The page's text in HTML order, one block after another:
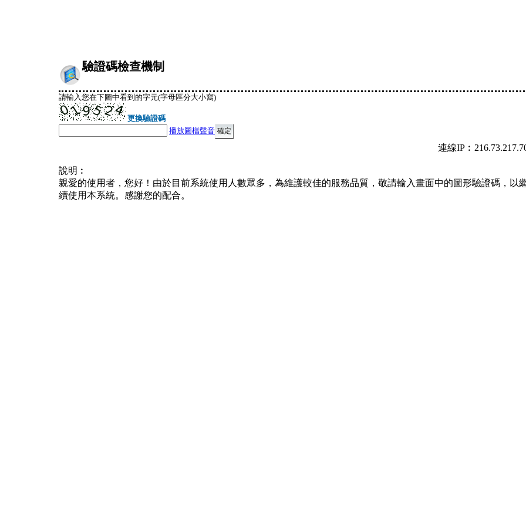
驗證碼檢查機制
請輸入您在下圖中看到的字元(字母區分大小寫)
更換驗證碼
播放圖檔聲音
連線
說明︰
親愛的使用者，您好！由於目前系統使用人數眾多，為維護較佳的服務品質，敬請輸入畫面中的圖形驗證碼，以
續使用本系統。感謝您的配合。